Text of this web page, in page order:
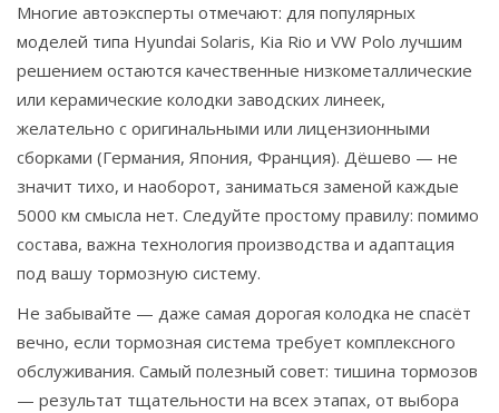
Многие автоэксперты отмечают: для популярных
моделей типа Hyundai Solaris, Kia Rio и VW Polo лучшим
решением остаются качественные низкометаллические
или керамические колодки заводских линеек,
желательно с оригинальными или лицензионными
сборками (Германия, Япония, Франция). Дёшево — не
значит тихо, и наоборот, заниматься заменой каждые
5000 км смысла нет. Следуйте простому правилу: помимо
состава, важна технология производства и адаптация
под вашу тормозную систему.
Не забывайте — даже самая дорогая колодка не спасёт
вечно, если тормозная система требует комплексного
обслуживания. Самый полезный совет: тишина тормозов
— результат тщательности на всех этапах, от выбора